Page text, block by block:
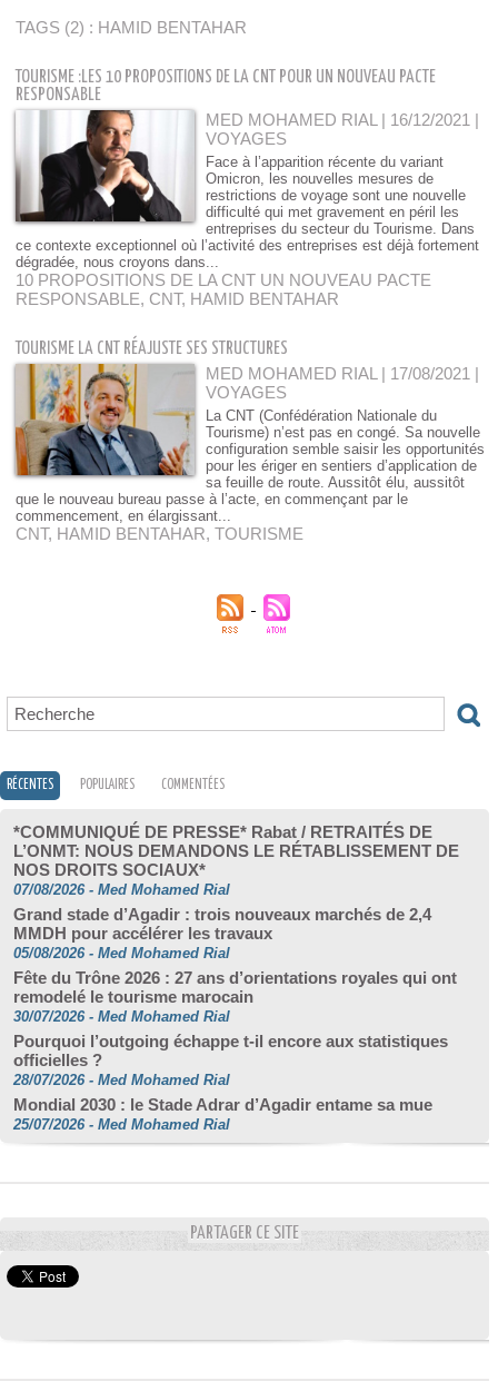
TAGS (2) : HAMID BENTAHAR
TOURISME :LES 10 PROPOSITIONS DE LA CNT POUR UN NOUVEAU PACTE
RESPONSABLE
MED MOHAMED RIAL | 16/12/2021 |
VOYAGES
Face à l’apparition récente du variant
Omicron, les nouvelles mesures de
restrictions de voyage sont une nouvelle
difficulté qui met gravement en péril les
entreprises du secteur du Tourisme. Dans
ce contexte exceptionnel où l’activité des entreprises est déjà fortement
dégradée, nous croyons dans...
10 PROPOSITIONS DE LA CNT UN NOUVEAU PACTE
RESPONSABLE, CNT, HAMID BENTAHAR
TOURISME LA CNT RÉAJUSTE SES STRUCTURES
MED MOHAMED RIAL | 17/08/2021 |
VOYAGES
La CNT (Confédération Nationale du
Tourisme) n’est pas en congé. Sa nouvelle
configuration semble saisir les opportunités
pour les ériger en sentiers d’application de
sa feuille de route. Aussitôt élu, aussitôt
que le nouveau bureau passe à l’acte, en commençant par le
commencement, en élargissant...
CNT, HAMID BENTAHAR, TOURISME
RÉCENTES POPULAIRES COMMENTÉES
*COMMUNIQUÉ DE PRESSE* Rabat / RETRAITÉS DE
L’ONMT: NOUS DEMANDONS LE RÉTABLISSEMENT DE
NOS DROITS SOCIAUX*
07/08/2026 - Med Mohamed Rial
Grand stade d’Agadir : trois nouveaux marchés de 2,4
MMDH pour accélérer les travaux
05/08/2026 - Med Mohamed Rial
Fête du Trône 2026 : 27 ans d’orientations royales qui ont
remodelé le tourisme marocain
30/07/2026 - Med Mohamed Rial
Pourquoi l’outgoing échappe t-il encore aux statistiques
officielles ?
28/07/2026 - Med Mohamed Rial
Mondial 2030 : le Stade Adrar d’Agadir entame sa mue
25/07/2026 - Med Mohamed Rial
PARTAGER CE SITE